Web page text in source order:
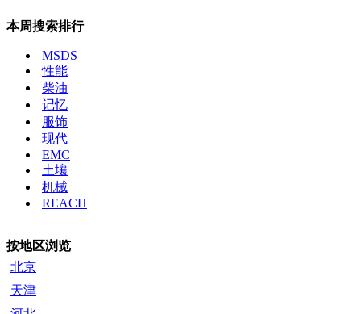
本周搜索排行
MSDS
性能
柴油
记忆
服饰
现代
EMC
土壤
机械
REACH
按地区浏览
北京
天津